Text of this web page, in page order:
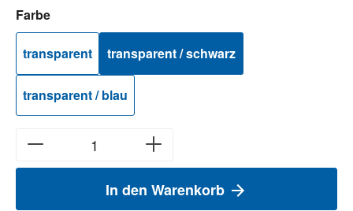
Farbeauswählen
transparent transparent / schwarz
transparent / blau
In den Warenkorb